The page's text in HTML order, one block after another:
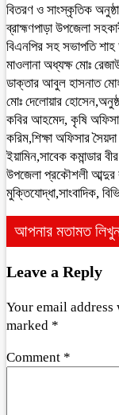
বিতরণ ও সাংস্কৃতিক
ব্রাহ্মণপাড়া উপজেলা
বিএনপির সহ সভাপতি
মাওলানা অধ্যক্ষ মোঃ
ডাক্তার আবুল হাসনাত
মোঃ দেলোয়ার
কবির আহমেদ, কৃষি
করিম,শিক্ষা অফিসার
ইয়ামিন,সাবেক কমান্ডার
উপজেলা প্রকৌশলী আব্দুর
মুক্তিযোদ্ধা,সাংবাদিক,
আপনার মতামত
Leave a Reply
Your email
marked *
Comment *